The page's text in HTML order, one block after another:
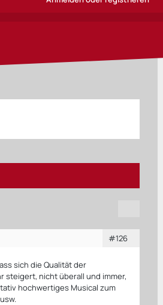
#126
sich die Qualität der
steigert, nicht überall und immer,
hochwertiges Musical zum